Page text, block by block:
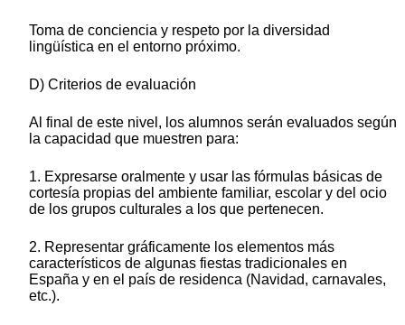
Toma de conciencia y respeto por la diversidad
lingüística en el entorno próximo.
D) Criterios de evaluación
Al final de este nivel, los alumnos serán evaluados según
la capacidad que muestren para:
1. Expresarse oralmente y usar las fórmulas básicas de
cortesía propias del ambiente familiar, escolar y del ocio
de los grupos culturales a los que pertenecen.
2. Representar gráficamente los elementos más
característicos de algunas fiestas tradicionales en
España y en el país de residenca (Navidad, carnavales,
etc.).